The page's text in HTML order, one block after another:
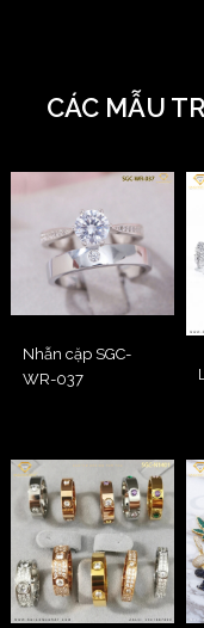
CÁC MẪU
Nhẫn cặp SGC-
WR-037